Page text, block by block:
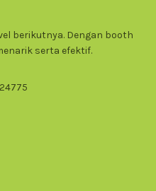
berikutnya. Dengan booth
serta efektif.